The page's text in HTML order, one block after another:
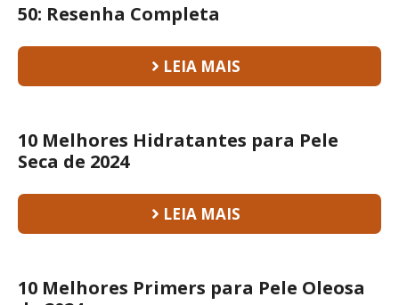
50: Resenha Completa
LEIA MAIS
10 Melhores Hidratantes para Pele
Seca de 2024
LEIA MAIS
10 Melhores Primers para Pele Oleosa